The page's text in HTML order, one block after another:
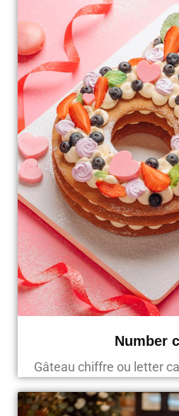
Number
Gâteau chiffre ou letter